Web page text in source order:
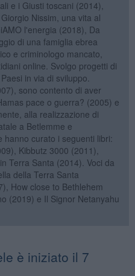
e i Giusti toscani (2014),
Nissim, una vita al
l'energia (2018), Da
di una famiglia ebrea
e criminologo mancato,
online. Svolgo progetti di
in via di sviluppo.
sono contento di aver
pace o guerra? (2005) e
alla realizzazione di
a Betlemme e
hanno curato i seguenti libri:
Kibbutz 3000 (2011),
Terra Santa (2014). Voci da
della Terra Santa
How close to Bethlehem
(2019) e Il Signor Netanyahu
è iniziato il 7